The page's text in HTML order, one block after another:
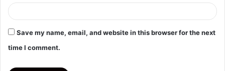
Save my name, email, and website in this browser for the next
time I comment.